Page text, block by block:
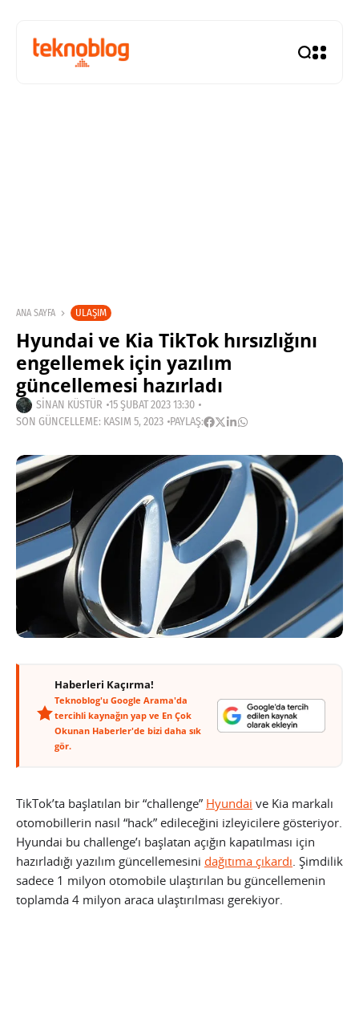
ANA SAYFA ULAŞIM
Hyundai ve Kia TikTok hırsızlığını
engellemek için yazılım
güncellemesi hazırladı
SINAN KÜSTÜR 15 ŞUBAT 2023 13:30
SON GÜNCELLEME: KASIM 5, 2023 PAYLAŞ:
Haberleri Kaçırma!
Teknoblog'u Google Arama'da
tercihli kaynağın yap ve En Çok
Okunan Haberler'de bizi daha sık
gör.
TikTok’ta başlatılan bir “challenge” Hyundai ve Kia markalı
otomobillerin nasıl “hack” edileceğini izleyicilere gösteriyor.
Hyundai bu challenge’ı başlatan açığın kapatılması için
hazırladığı yazılım güncellemesini dağıtıma çıkardı. Şimdilik
sadece 1 milyon otomobile ulaştırılan bu güncellemenin
toplamda 4 milyon araca ulaştırılması gerekiyor.